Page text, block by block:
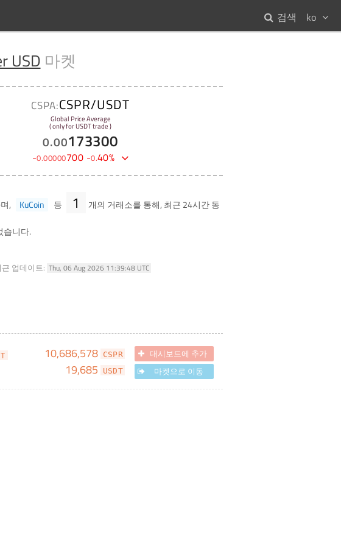
ko
검색
USD 마켓
CSPA:CSPR/USDT
Global Price Average
( only for USDT trade )
0.00173300
-0.00000700 -0.40%
, KuCoin 등 1 개의 거래소를 통해, 최근 24시간 동
습니다.
근 업데이트: Thu, 06 Aug 2026 11:39:48 UTC
10,686,578 CSPR
19,685 USDT
대시보드에 추가
마켓으로 이동